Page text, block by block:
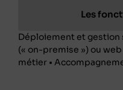
Les
Déploiement et gestion
(« on-premise ») ou
métier •